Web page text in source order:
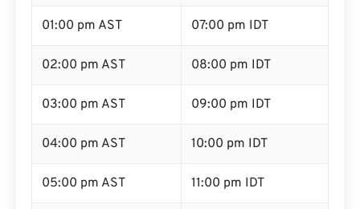
01:00 pm AST 07:00 pm IDT
02:00 pm AST 08:00 pm IDT
03:00 pm AST 09:00 pm IDT
04:00 pm AST 10:00 pm IDT
05:00 pm AST 11:00 pm IDT